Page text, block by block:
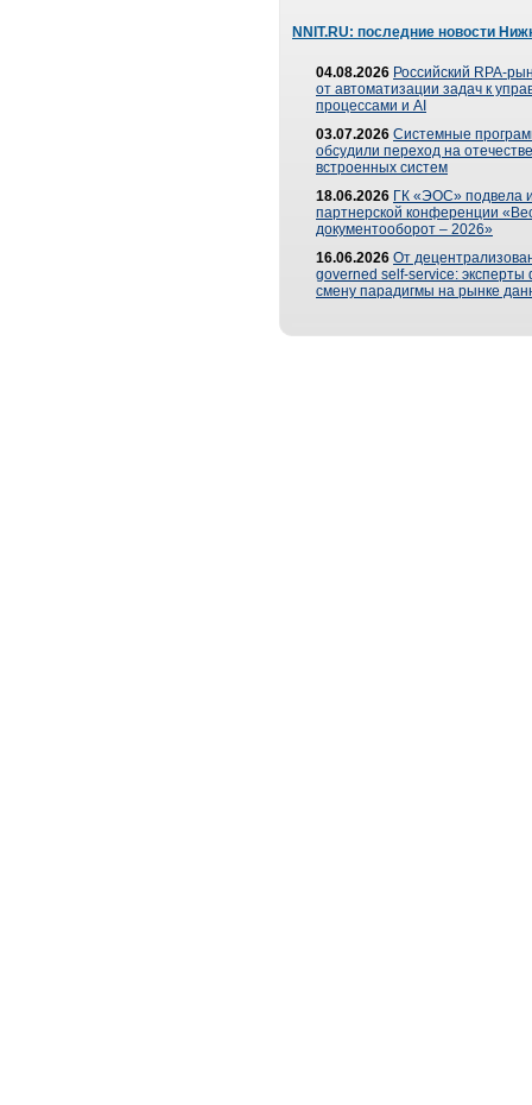
NNIT.RU: последние новости
04.08.2026 Российский RPA-
от автоматизации задач к
процессами и AI
03.07.2026 Системные
обсудили переход на
встроенных систем
18.06.2026 ГК «ЭОС» подвела
партнерской конференции
документооборот – 2026»
16.06.2026 От
governed self-service: эксперты
смену парадигмы на рынке